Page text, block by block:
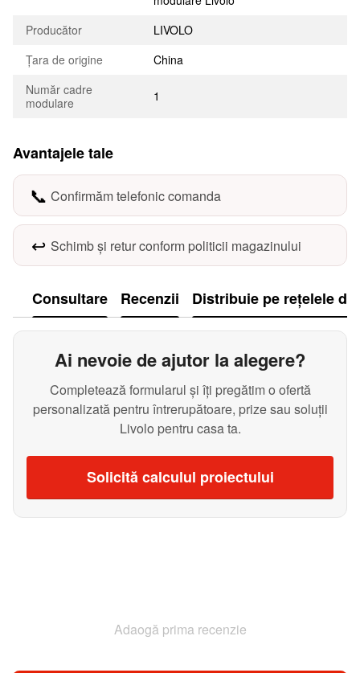
Producător
LIVOLO
Țara de origine
China
Număr cadre
modulare
1
Avantajele tale
📞 Confirmăm telefonic comanda
↩️ Schimb și retur conform politicii magazinului
Consultare Recenzii Distribuie pe rețelele
Ai nevoie de ajutor la alegere?
Completează formularul și îți pregătim o ofertă
personalizată pentru întrerupătoare, prize sau soluții
Livolo pentru casa ta.
Solicită calculul proiectului
Adaogă prima recenzie